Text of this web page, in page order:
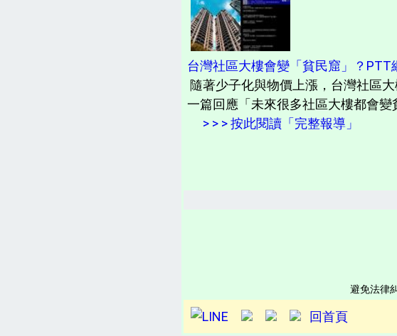
台灣社區大樓會變「貧民窟」？
隨著少子化與物價上漲，台灣社區
一篇回應「未來很多社區大樓都會
> > > 按此閱讀「完整報導」
避免法律
回首頁